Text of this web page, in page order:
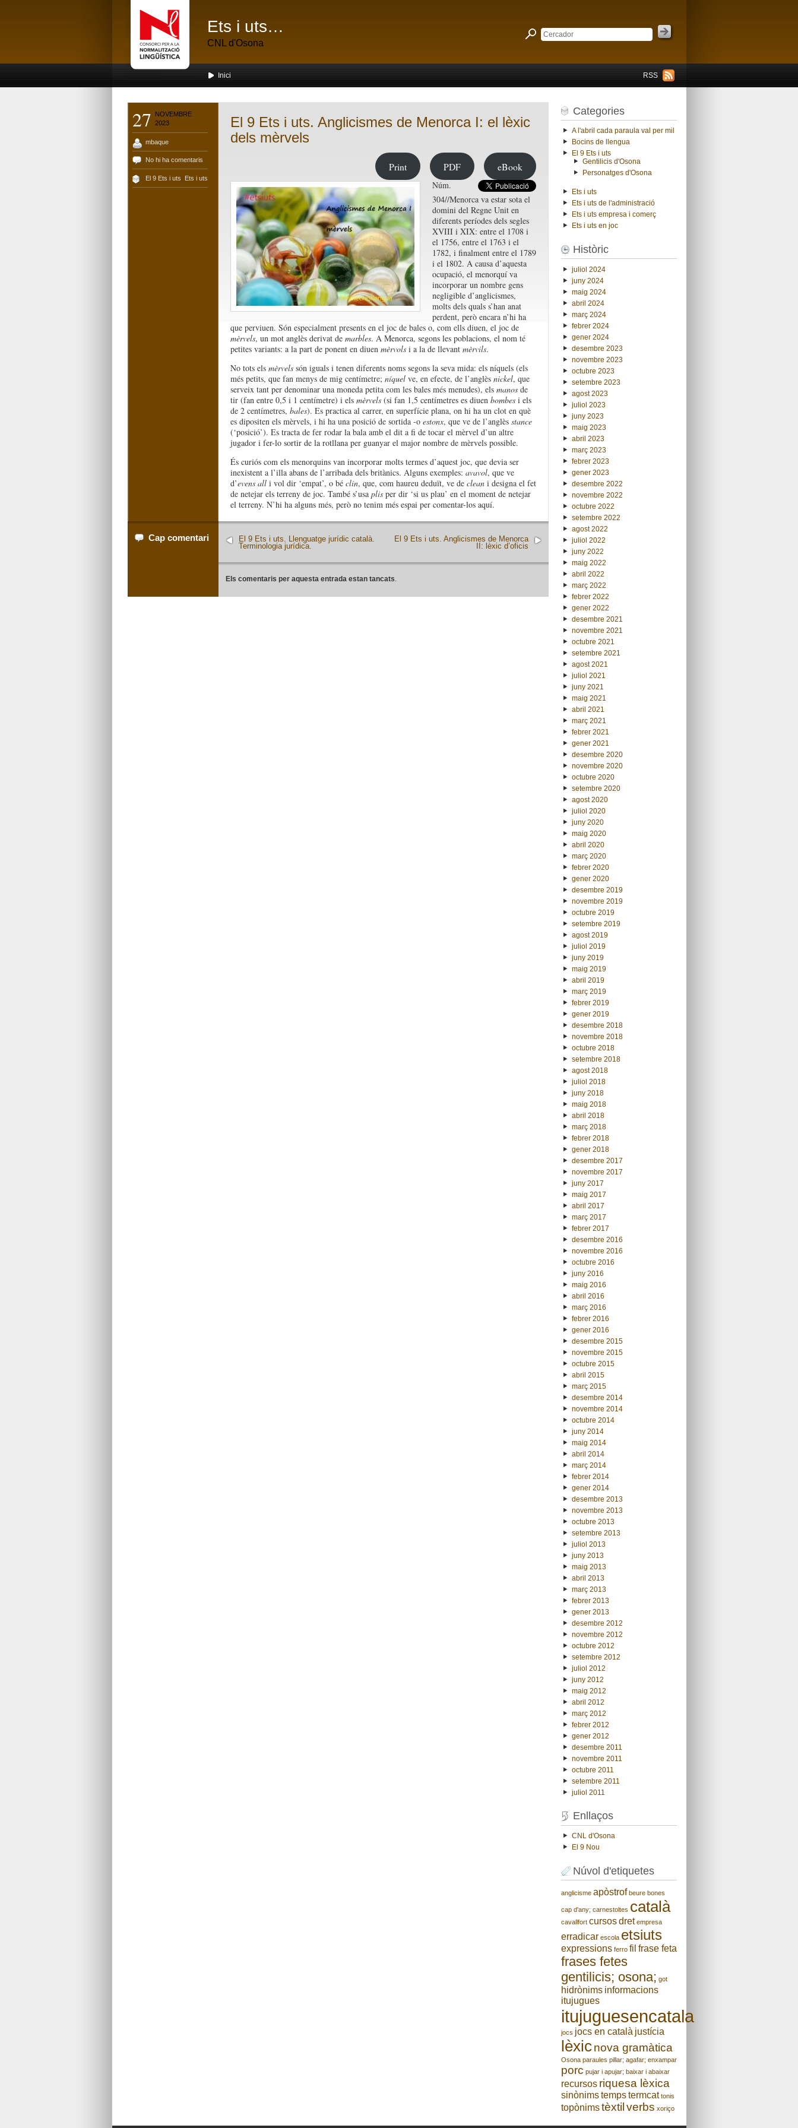
Ets i uts…
CNL d'Osona
RSS
Inici
27
NOVEMBRE
2023
mbaque
No hi ha comentaris
El 9 Ets i uts Ets i uts
El 9 Ets i uts. Anglicismes de Menorca I: el lèxic
dels mèrvels
Print PDF eBook
Núm.
304//Menorca va estar sota el
domini del Regne Unit en
diferents períodes dels segles
XVIII i XIX: entre el 1708 i
el 1756, entre el 1763 i el
1782, i finalment entre el 1789
i el 1802. A causa d’aquesta
ocupació, el menorquí va
incorporar un nombre gens
negligible d’anglicismes,
molts dels quals s’han anat
perdent, però encara n’hi ha
que perviuen. Són especialment presents en el joc de bales o, com ells diuen, el joc de
mèrvels, un mot anglès derivat de marbles. A Menorca, segons les poblacions, el nom té
petites variants: a la part de ponent en diuen mèrvolsi a la de llevant mèrvils.
No tots els mèrvelssón iguals i tenen diferents noms segons la seva mida: els níquels (els
més petits, que fan menys de mig centímetre; níquelve, en efecte, de l’anglès nickel, que
serveix tant per denominar una moneda petita com les bales més menudes), els manosde
tir (fan entre 0,5 i 1 centímetre) i els mèrvels(si fan 1,5 centímetres es diuen bombesi els
de 2 centímetres, bales). Es practica al carrer, en superfície plana, on hi ha un clot en què
es dipositen els mèrvels, i hi ha una posició de sortida -o estonx, que ve de l’anglès stance
(‘posició’). Es tracta de fer rodar la bala amb el dit a fi de tocar el mèrvel d’un altre
jugador i fer-lo sortir de la rotllana per guanyar el major nombre de mèrvels possible.
És curiós com els menorquins van incorporar molts termes d’aquest joc, que devia ser
inexistent a l’illa abans de l’arribada dels britànics. Alguns exemples: avavol, que ve
d’evens alli vol dir ‘empat’, o bé clin, que, com haureu deduït, ve de cleani designa el fet
de netejar els terreny de joc. També s’usa plisper dir ‘si us plau’ en el moment de netejar
el terreny. N’hi ha alguns més, però no tenim més espai per comentar-los aquí.
Cap comentari
El 9 Ets i uts. Anglicismes de Menorca
II: lèxic d’oficis
El 9 Ets i uts. Llenguatge jurídic català.
Terminologia jurídica.
Els comentaris per aquesta entrada estan tancats.
Categories
A l'abril cada paraula val per mil
Bocins de llengua
El 9 Ets i uts
Gentilicis d'Osona
Personatges d'Osona
Ets i uts
Ets i uts de l'administració
Ets i uts empresa i comerç
Ets i uts en joc
Històric
juliol 2024
juny 2024
maig 2024
abril 2024
març 2024
febrer 2024
gener 2024
desembre 2023
novembre 2023
octubre 2023
setembre 2023
agost 2023
juliol 2023
juny 2023
maig 2023
abril 2023
març 2023
febrer 2023
gener 2023
desembre 2022
novembre 2022
octubre 2022
setembre 2022
agost 2022
juliol 2022
juny 2022
maig 2022
abril 2022
març 2022
febrer 2022
gener 2022
desembre 2021
novembre 2021
octubre 2021
setembre 2021
agost 2021
juliol 2021
juny 2021
maig 2021
abril 2021
març 2021
febrer 2021
gener 2021
desembre 2020
novembre 2020
octubre 2020
setembre 2020
agost 2020
juliol 2020
juny 2020
maig 2020
abril 2020
març 2020
febrer 2020
gener 2020
desembre 2019
novembre 2019
octubre 2019
setembre 2019
agost 2019
juliol 2019
juny 2019
maig 2019
abril 2019
març 2019
febrer 2019
gener 2019
desembre 2018
novembre 2018
octubre 2018
setembre 2018
agost 2018
juliol 2018
juny 2018
maig 2018
abril 2018
març 2018
febrer 2018
gener 2018
desembre 2017
novembre 2017
juny 2017
maig 2017
abril 2017
març 2017
febrer 2017
desembre 2016
novembre 2016
octubre 2016
juny 2016
maig 2016
abril 2016
març 2016
febrer 2016
gener 2016
desembre 2015
novembre 2015
octubre 2015
abril 2015
març 2015
desembre 2014
novembre 2014
octubre 2014
juny 2014
maig 2014
abril 2014
març 2014
febrer 2014
gener 2014
desembre 2013
novembre 2013
octubre 2013
setembre 2013
juliol 2013
juny 2013
maig 2013
abril 2013
març 2013
febrer 2013
gener 2013
desembre 2012
novembre 2012
octubre 2012
setembre 2012
juliol 2012
juny 2012
maig 2012
abril 2012
març 2012
febrer 2012
gener 2012
desembre 2011
novembre 2011
octubre 2011
setembre 2011
juliol 2011
Enllaços
CNL d'Osona
El 9 Nou
Núvol d'etiquetes
anglicisme apòstrof beure bones
cap d'any; carnestoltes català
cavallfort cursos dret empresa
erradicar escola etsiuts
expressions ferro fil frase feta
frases fetes
gentilicis; osona; got
hidrònims informacions
itujugues
itujuguesencatala
jocs jocs en català justícia
lèxic nova gramàtica
Osona paraules pillar; agafar; enxampar
porc pujar i apujar; baixar i abaixar
recursos riquesa lèxica
sinònims temps termcat tonis
topònims tèxtil verbs xoriço